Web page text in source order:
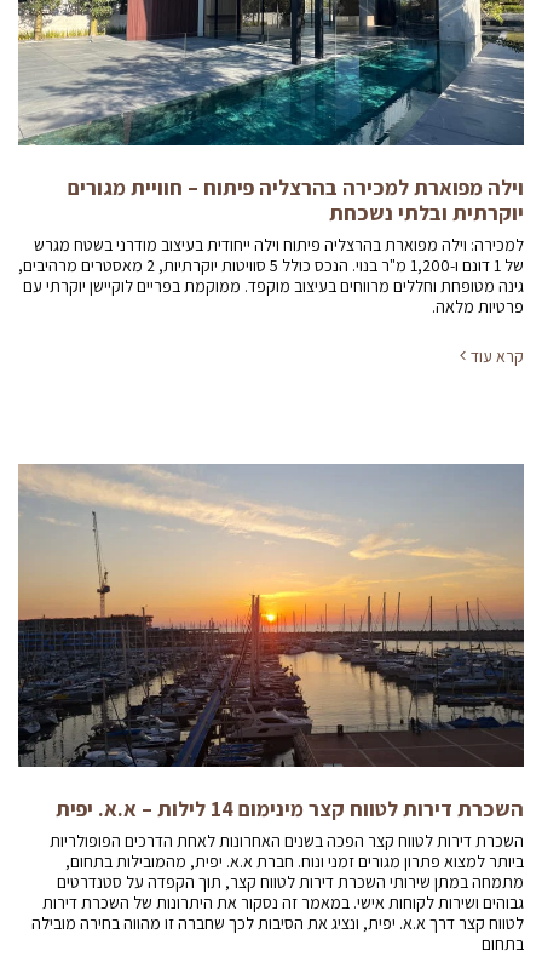
וילה מפוארת למכירה בהרצליה פיתוח – חוויית מגורים
יוקרתית ובלתי נשכחת
למכירה: וילה מפוארת בהרצליה פיתוח וילה ייחודית בעיצוב מודרני בשטח מגרש
של 1 דונם ו-1,200 מ"ר בנוי. הנכס כולל 5 סוויטות יוקרתיות, 2 מאסטרים מרהיבים,
גינה מטופחת וחללים מרווחים בעיצוב מוקפד. ממוקמת בפריים לוקיישן יוקרתי עם
פרטיות מלאה.
קרא עוד
השכרת דירות לטווח קצר מינימום 14 לילות – א.א. יפית
השכרת דירות לטווח קצר הפכה בשנים האחרונות לאחת הדרכים הפופולריות
ביותר למצוא פתרון מגורים זמני ונוח. חברת א.א. יפית, מהמובילות בתחום,
מתמחה במתן שירותי השכרת דירות לטווח קצר, תוך הקפדה על סטנדרטים
גבוהים ושירות לקוחות אישי. במאמר זה נסקור את היתרונות של השכרת דירות
לטווח קצר דרך א.א. יפית, ונציג את הסיבות לכך שחברה זו מהווה בחירה מובילה
בתחום